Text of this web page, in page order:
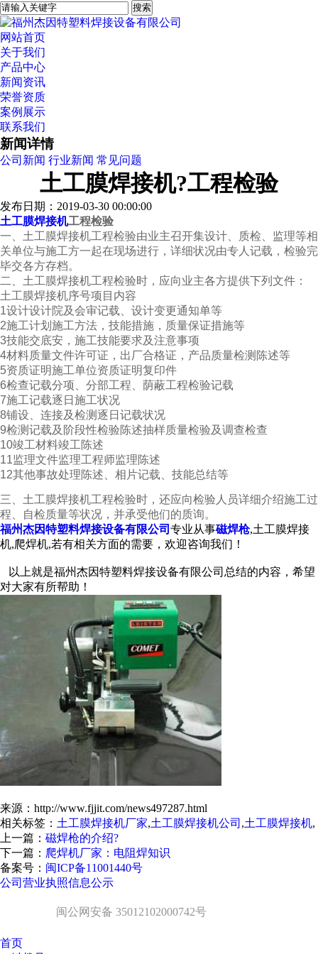
网站首页
关于我们
产品中心
新闻资讯
荣誉资质
案例展示
联系我们
新闻详情
公司新闻 行业新闻 常见问题
土工膜焊接机?工程检验
发布日期：2019-03-30 00:00:00
土工膜焊接机工程检验
一、 土工膜焊接机工程检验由业主召开集设计、质检、监理等相
关单位与施工方一起在现场进行，详细状况由专人记载，检验完
毕交各方存档。
二、 土工膜焊接机工程检验时，应向业主各方提供下列文件：
土工膜焊接机序号项目内容
1设计设计院及会审记载、设计变更通知单等
2施工计划施工方法，技能措施，质量保证措施等
3技能交底安，施工技能要求及注意事项
4材料质量文件许可证，出厂合格证，产品质量检测陈述等
5资质证明施工单位资质证明复印件
6检查记载分项、分部工程、荫蔽工程检验记载
7施工记载逐日施工状况
8铺设、连接及检测逐日记载状况
9检测记载及阶段性检验陈述抽样质量检验及调查检查
10竣工材料竣工陈述
11监理文件监理工程师监理陈述
12其他事故处理陈述、相片记载、技能总结等
三、 土工膜焊接机工程检验时，还应向检验人员详细介绍施工过
程、自检质量等状况，并承受他们的质询。
福州杰因特塑料焊接设备有限公司 专业从事磁焊枪,土工膜焊接
机,爬焊机,若有相关方面的需要，欢迎咨询我们！
以上就是福州杰因特塑料焊接设备有限公司总结的内容，希望
对大家有所帮助！
来源：http://www.fjjit.com/news497287.html
相关标签： 土工膜焊接机厂家,土工膜焊接机公司 ,土工膜焊接机,
上一篇： 磁焊枪的介绍?
下一篇： 爬焊机厂家：电阻焊知识
备案号： 闽ICP备11001440号
公司营业执照信息公示
闽公网安备 35012102000742号
首页